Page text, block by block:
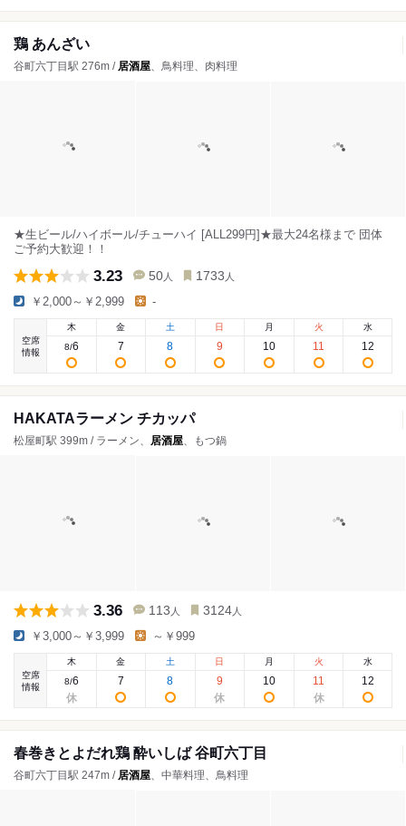
鶏 あんざい
谷町六丁目駅 276m / 居酒屋、鳥料理、肉料理
★生ビール/ハイボール/チューハイ [ALL299円]★最大24名様まで 団体
ご予約大歓迎！！
3.23 50 人 1733 人
￥2,000～￥2,999 -
空席
情報
木
8/6
金
7
土
8
日
9
月
10
火
11
水
12
HAKATAラーメン チカッパ
松屋町駅 399m / ラーメン、 居酒屋、もつ鍋
3.36 113 人 3124 人
￥3,000～￥3,999 ～￥999
空席
情報
木
8/6
金
7
土
8
日
9
月
10
火
11
水
12
春巻きとよだれ鶏 酔いしば 谷町六丁目
谷町六丁目駅 247m / 居酒屋、中華料理、鳥料理